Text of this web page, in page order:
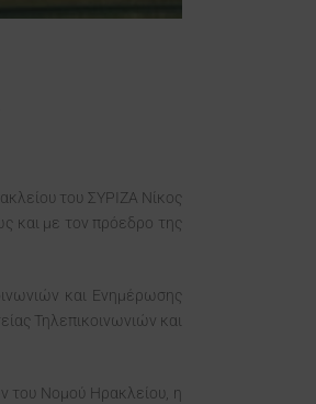
του ΣΥΡΙΖΑ Νίκος
και με τον πρόεδρο της
και Ενημέρωσης
Τηλεπικοινωνιών και
του Νομού Ηρακλείου, η